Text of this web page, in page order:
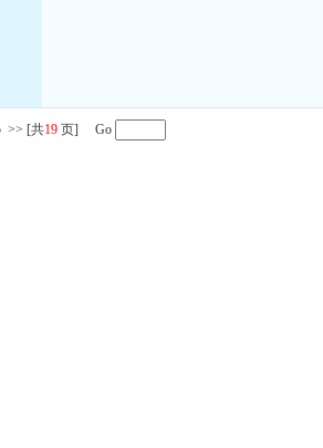
>> [共19 页] Go